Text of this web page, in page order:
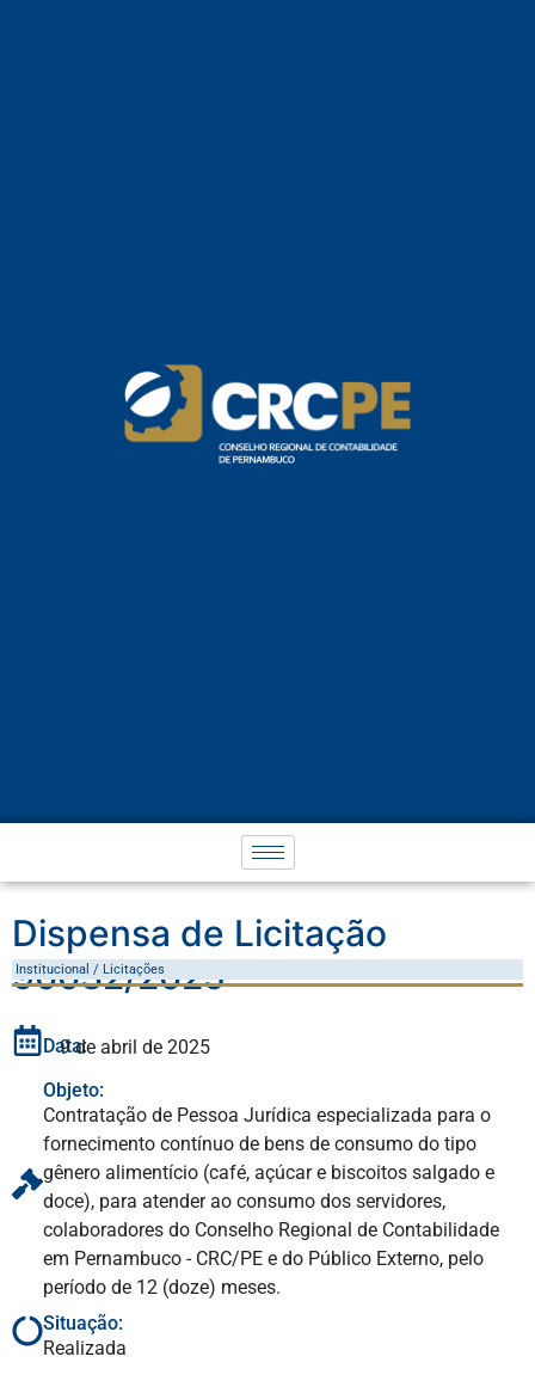
Dispensa de Licitação
90032/2025
Institucional / Licitações
Data:
9 de abril de 2025
Objeto:
Contratação de Pessoa Jurídica especializada para o
fornecimento contínuo de bens de consumo do tipo
gênero alimentício (café, açúcar e biscoitos salgado e
doce), para atender ao consumo dos servidores,
colaboradores do Conselho Regional de Contabilidade
em Pernambuco - CRC/PE e do Público Externo, pelo
período de 12 (doze) meses.
Situação:
Realizada